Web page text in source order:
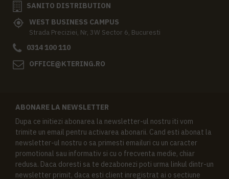
SANITO DISTRIBUTION
WEST BUSINESS CAMPUS
Strada Preciziei, Nr, 3W Sector 6, Bucuresti
0314 100 110
OFFICE@KTERING.RO
ABONARE LA NEWSLETTER
Dupa ce initiezi abonarea la newsletter-ul nostru iti vom
trimite un email pentru activarea abonarii. Cand esti abonat la
newsletter-ul nostru o sa primesti emailuri cu un caracter
promotional sau informativ si cu o frecventa medie, chiar
redusa. Daca doresti sa te dezabonezi poti urma linkul dintr-un
newsletter primit, daca esti client inregistrat ai o sectiune